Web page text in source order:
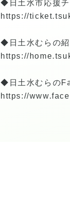
◆日土水市応援チ
https://
◆日土水むらの紹
https://
◆日土水むらの
https://